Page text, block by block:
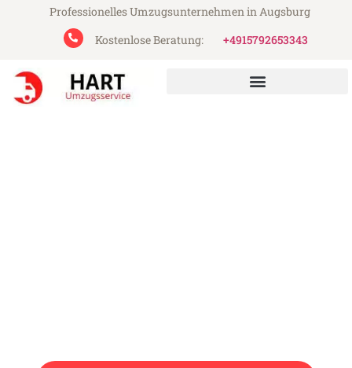
Professionelles Umzugsunternehmen in Augsburg
Kostenlose Beratung:
+4915792653343